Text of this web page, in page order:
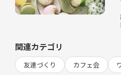
関連カテゴリ
友達づくり カフェ会